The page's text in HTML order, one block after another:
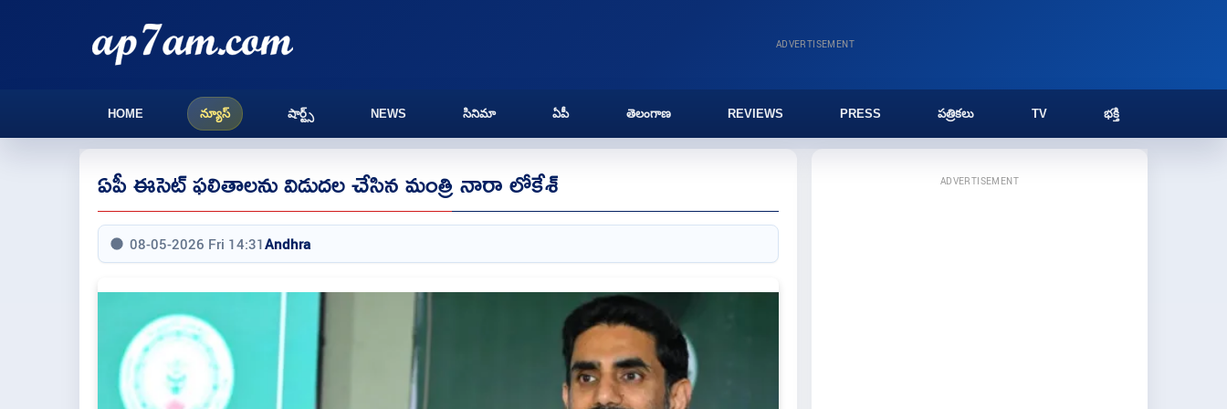
ADVERTISEMENT
HOME న్యూస్ షార్ట్స్ NEWS సినిమా ఏపీ తెలంగాణ REVIEWS PRESS పత్రికలు TV భక్తి
ఏపీ ఈసెట్ ఫలితాలను విడుదల చేసిన మంత్రి నారా లోకేశ్
08-05-2026 Fri 14:31Andhra
ADVERTISEMENT